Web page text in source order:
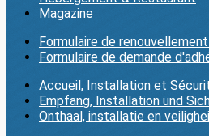
Magazine
Formulaire de
Formulaire de demande
Accueil, Installation et
Empfang, Installation und
Onthaal, installatie en